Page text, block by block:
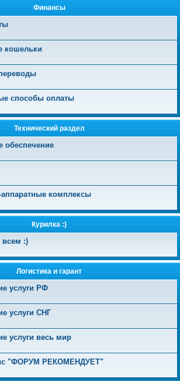
Финансы
кошельки
способы оплаты
Технический раздел
обеспечение
комплексы
Курилка :)
всем :)
Логистика и гарант
услуги РФ
услуги СНГ
услуги весь мир
"ФОРУМ РЕКОМЕНДУЕТ"